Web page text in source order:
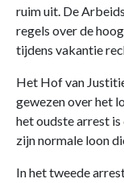
ruim uit. De
regels over de
tijdens vakantie
Het Hof van
gewezen over het
het oudste arrest
zijn normale loon
In het tweede